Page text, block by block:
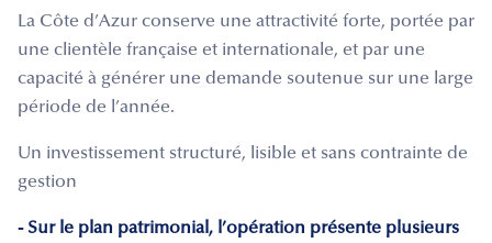
La Côte d’Azur conserve une attractivité forte, portée par
une clientèle française et internationale, et par une
capacité à générer une demande soutenue sur une large
période de l’année.
Un investissement structuré, lisible et sans contrainte de
gestion
- Sur le plan patrimonial, l’opération présente plusieurs